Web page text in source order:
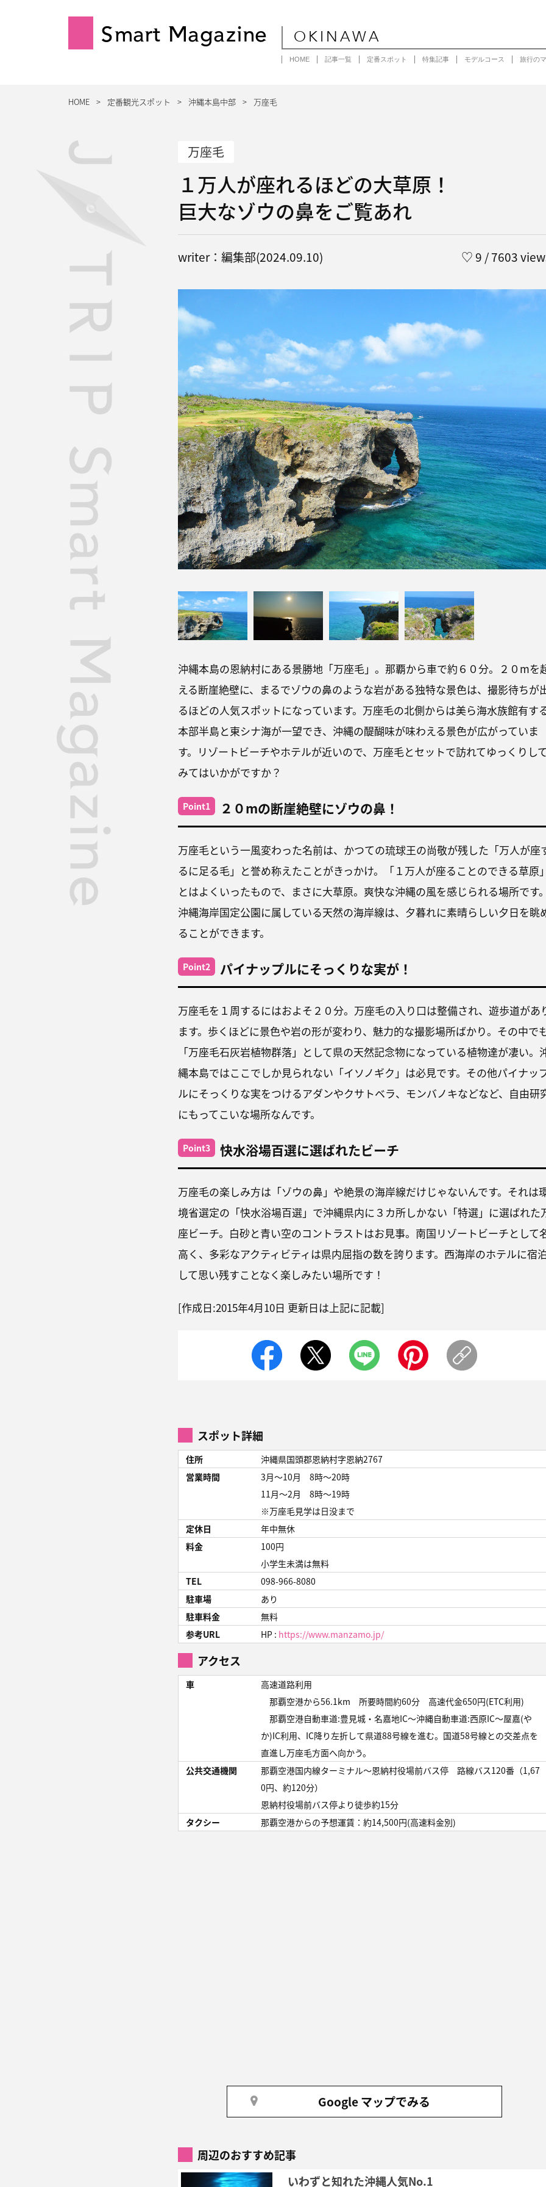
Smart Magazine OKINAWA
HOME 記事一覧 定番スポット 特集記事 モデルコース 旅行の
HOME 定番観光スポット 沖縄本島中部 万座毛
万座毛
１万人が座れるほどの大草原！
巨大なゾウの鼻をご覧あれ
writer：編集部(2024.09.10) ♡9 / 7603
沖縄本島の恩納村にある景勝地「万座毛」。那覇から車で約６０分。２０mを
える断崖絶壁に、まるでゾウの鼻のような岩がある独特な景色は、撮影待ちが
るほどの人気スポットになっています。万座毛の北側からは美ら海水族館有す
本部半島と東シナ海が一望でき、沖縄の醍醐味が味わえる景色が広がっていま
す。リゾートビーチやホテルが近いので、万座毛とセットで訪れてゆっくりして
みてはいかがですか？
Point1 ２０mの断崖絶壁にゾウの鼻！
万座毛という一風変わった名前は、かつての琉球王の尚敬が残した「万人が座
るに足る毛」と誉め称えたことがきっかけ。「１万人が座ることのできる草原」
とはよくいったもので、まさに大草原。爽快な沖縄の風を感じられる場所です。
沖縄海岸国定公園に属している天然の海岸線は、夕暮れに素晴らしい夕日を眺
ることができます。
Point2 パイナップルにそっくりな実が！
万座毛を１周するにはおよそ２０分。万座毛の入り口は整備され、遊歩道があ
ます。歩くほどに景色や岩の形が変わり、魅力的な撮影場所ばかり。その中で
「万座毛石灰岩植物群落」として県の天然記念物になっている植物達が凄い。
縄本島ではここでしか見られない「イソノギク」は必見です。その他パイナッ
ルにそっくりな実をつけるアダンやクサトベラ、モンバノキなどなど、自由研
にもってこいな場所なんです。
Point3 快水浴場百選に選ばれたビーチ
万座毛の楽しみ方は「ゾウの鼻」や絶景の海岸線だけじゃないんです。それは
境省選定の「快水浴場百選」で沖縄県内に３カ所しかない「特選」に選ばれた
座ビーチ。白砂と青い空のコントラストはお見事。南国リゾートビーチとして
高く、多彩なアクティビティは県内屈指の数を誇ります。西海岸のホテルに宿
して思い残すことなく楽しみたい場所です！
[作成日:2015年4月10日 更新日は上記に記載]
スポット詳細
住所
沖縄県国頭郡恩納村字恩納2767
営業時間
3月～10月 8時〜20時
11月～2月 8時〜19時
※万座毛見学は日没まで
定休日
年中無休
料金
100円
小学生未満は無料
TEL
098-966-8080
駐車場
あり
駐車料金
無料
参考URL
HP : https://www.manzamo.jp/
アクセス
車
高速道路利用
那覇空港から56.1km 所要時間約60分 高速代金650円(ETC利用)
那覇空港自動車道:豊見城・名嘉地IC～沖縄自動車道:西原IC～屋嘉(や
か)IC利用、IC降り左折して県道88号線を進む。国道58号線との交差点を
直進し万座毛方面へ向かう。
公共交通機関
那覇空港国内線ターミナル～恩納村役場前バス停 路線バス120番（1,67
0円、約120分）
恩納村役場前バス停より徒歩約15分
タクシー
那覇空港からの予想運賃：約14,500円(高速料金別)
Google マップでみる
周辺のおすすめ記事
いわずと知れた沖縄人気No.1